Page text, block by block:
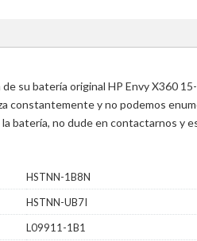
su batería original HP Envy X360
constantemente y no podemos
batería, no dude en contactarnos
HSTNN-1B8N
HSTNN-UB7I
L09911-1B1